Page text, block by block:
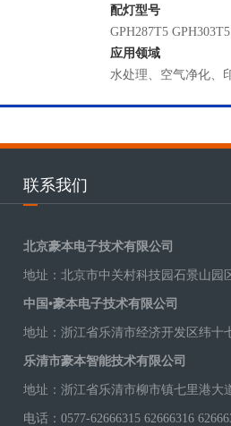
配灯型号
GPH287T5
应用领域
水处理、空气净化、
联系我们
北京豪本电子技术有限公司
地址：北京市中关村科技园石景山园
中国•豪本电子技术有限公司
地址：浙江省乐清市经济开发区纬十
乐清市豪本智能技术有限公司
地址：浙江省乐清市柳市镇七里港大
电话：0577-62666315 62666316